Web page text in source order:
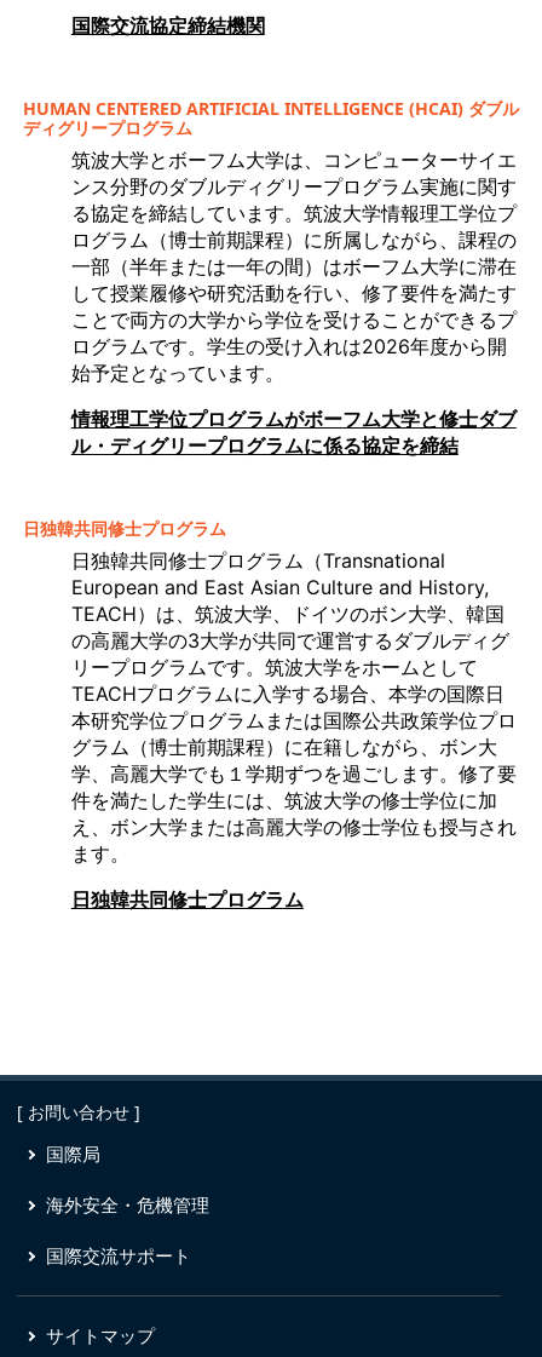
国際交流協定締結機関
HUMAN CENTERED ARTIFICIAL INTELLIGENCE (HCAI) ダブル
ディグリープログラム
筑波大学とボーフム大学は、コンピューターサイエ
ンス分野のダブルディグリープログラム実施に関す
る協定を締結しています。筑波大学情報理工学位プ
ログラム（博士前期課程）に所属しながら、課程の
一部（半年または一年の間）はボーフム大学に滞在
して授業履修や研究活動を行い、修了要件を満たす
ことで両方の大学から学位を受けることができるプ
ログラムです。学生の受け入れは2026年度から開
始予定となっています。
情報理工学位プログラムがボーフム大学と修士ダブ
ル・ディグリープログラムに係る協定を締結
日独韓共同修士プログラム
日独韓共同修士プログラム（Transnational
European and East Asian Culture and History,
TEACH）は、筑波大学、ドイツのボン大学、韓国
の高麗大学の3大学が共同で運営するダブルディグ
リープログラムです。筑波大学をホームとして
TEACHプログラムに入学する場合、本学の国際日
本研究学位プログラムまたは国際公共政策学位プロ
グラム（博士前期課程）に在籍しながら、ボン大
学、高麗大学でも１学期ずつを過ごします。修了要
件を満たした学生には、筑波大学の修士学位に加
え、ボン大学または高麗大学の修士学位も授与され
ます。
日独韓共同修士プログラム
[ お問い合わせ ]
国際局
海外安全・危機管理
国際交流サポート
サイトマップ